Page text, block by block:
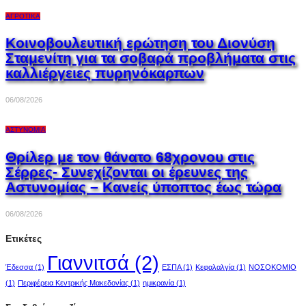
ΑΓΡΟΤΙΚΆ
Κοινοβουλευτική ερώτηση του Διονύση
Σταμενίτη για τα σοβαρά προβλήματα στις
καλλιέργειες πυρηνόκαρπων
06/08/2026
ΑΣΤΥΝΟΜΊΑ
Θρίλερ με τον θάνατο 68χρονου στις
Σέρρες- Συνεχίζονται οι έρευνες της
Αστυνομίας – Κανείς ύποπτος έως τώρα
06/08/2026
Ετικέτες
Έδεσσα (1) Γιαννιτσά (2) ΕΣΠΑ(1) Κεφαλαλγία (1) ΝΟΣΟΚΟΜΙΟ
(1) Περιφέρεια Κεντρικής Μακεδονίας (1) ημικρανία (1)